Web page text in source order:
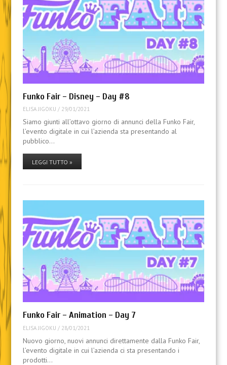
Funko Fair – Disney – Day #8
ELISA JIGOKU / 29/01/2021
Siamo giunti all’ottavo giorno di annunci della Funko Fair,
l’evento digitale in cui l’azienda sta presentando al
pubblico…
LEGGI TUTTO »
Funko Fair – Animation – Day 7
ELISA JIGOKU / 28/01/2021
Nuovo giorno, nuovi annunci direttamente dalla Funko Fair,
l’evento digitale in cui l’azienda ci sta presentando i
prodotti…